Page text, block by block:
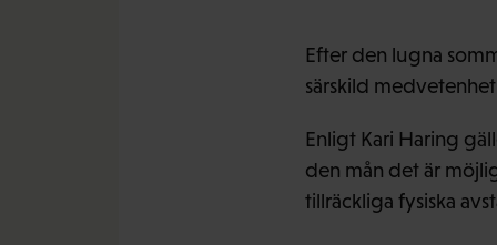
Efter den lugna
särskild
Enligt Kari Haring
den mån det är
tillräckliga fysiska